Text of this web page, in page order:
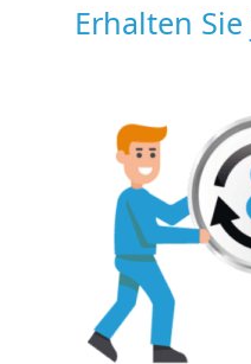
Erhalten